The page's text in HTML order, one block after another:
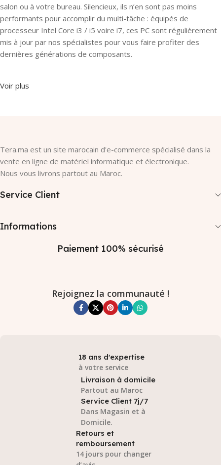
salon ou à votre bureau. Silencieux, ils n’en sont pas moins
performants pour accomplir du multi-tâche : équipés de
processeur Intel Core i3 / i5 voire i7, ces PC sont régulièrement
mis à jour par nos spécialistes pour vous faire profiter des
dernières générations de composants.
Voir plus
Tera.ma est un site marocain d'e-commerce spécialisé dans la
vente en ligne de matériel informatique et électronique.
Nous vous livrons partout au Maroc.
Service Client
Informations
Paiement 100% sécurisé
Rejoignez la communauté !
18 ans d'expertise
à votre service
Livraison à domicile
Partout au Maroc
Service Client 7j/7
Dans Magasin et à
Domicile.
Retours et
remboursement
14 jours pour changer